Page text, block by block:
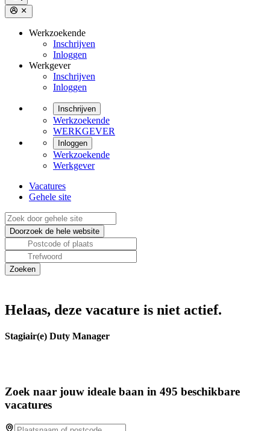
Werkzoekende
Inschrijven
Inloggen
Werkgever
Inschrijven
Inloggen
Inschrijven
Werkzoekende
WERKGEVER
Inloggen
Werkzoekende
Werkgever
Vacatures
Gehele site
Helaas, deze vacature is niet actief.
Stagiair(e) Duty Manager
Zoek naar jouw ideale baan in 495 beschikbare
vacatures